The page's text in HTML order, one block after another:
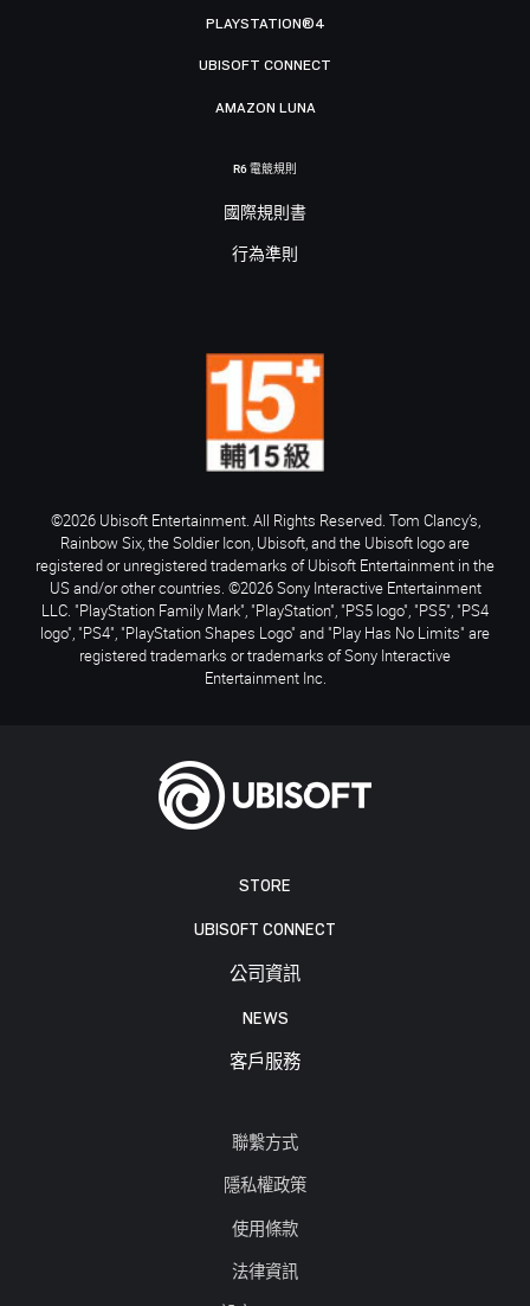
STORE
UBISOFT CONNECT
公司資訊
NEWS
客戶服務
聯繫方式
隱私權政策
使用條款
法律資訊
PLAYSTATION®4
UBISOFT CONNECT
AMAZON LUNA
R6 電競規則
國際規則書
行為準則
©2026 Ubisoft Entertainment. All Rights Reserved. Tom Clancy’s,
Rainbow Six, the Soldier Icon, Ubisoft, and the Ubisoft logo are
registered or unregistered trademarks of Ubisoft Entertainment in the
US and/or other countries. ©2026 Sony Interactive Entertainment
LLC. "PlayStation Family Mark", "PlayStation", "PS5 logo", "PS5", "PS4
logo", "PS4", "PlayStation Shapes Logo" and "Play Has No Limits" are
registered trademarks or trademarks of Sony Interactive
Entertainment Inc.